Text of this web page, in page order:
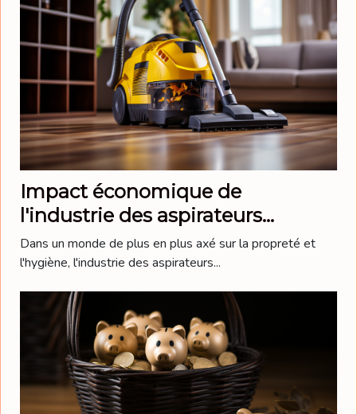
Impact économique de
l'industrie des aspirateurs
nettoyeurs vapeur en 2023
Dans un monde de plus en plus axé sur la propreté et
l'hygiène, l'industrie des aspirateurs...